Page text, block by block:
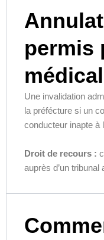
permis
Une invalidation
la préfécture si un
conducteur inapte à
Droit de recours :
auprès d’un tribunal